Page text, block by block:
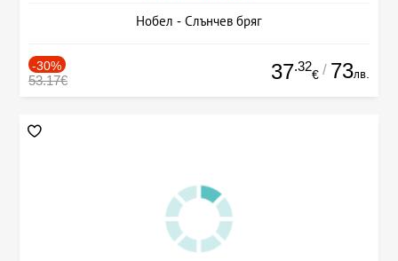
Нобел - Слънчев бряг
-30%
53.17€ 37.32
€ / 73лв.